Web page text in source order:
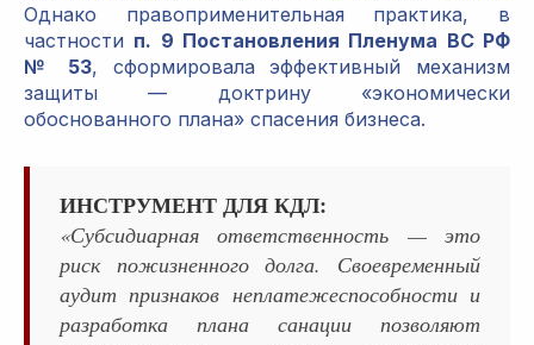
Однако правоприменительная практика, в
частности п. 9 Постановления Пленума ВС РФ
№ 53, сформировала эффективный механизм
защиты — доктрину «экономически
обоснованного плана» спасения бизнеса.
ИНСТРУМЕНТ ДЛЯ КДЛ:
«Субсидиарная ответственность — это
риск пожизненного долга. Своевременный
аудит признаков неплатежеспособности и
разработка плана санации позволяют